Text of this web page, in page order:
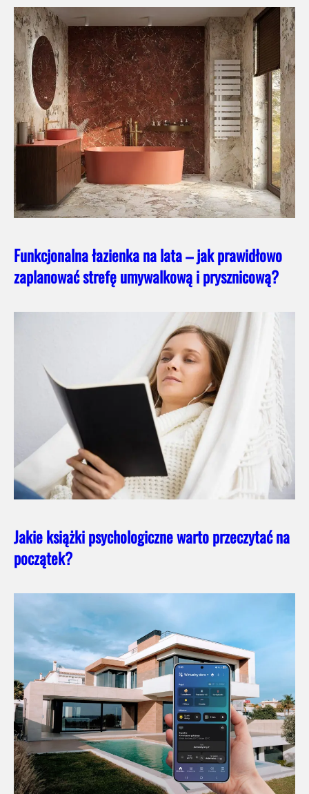
Funkcjonalna łazienka na lata – jak prawidłowo
zaplanować strefę umywalkową i prysznicową?
Jakie książki psychologiczne warto przeczytać na
początek?